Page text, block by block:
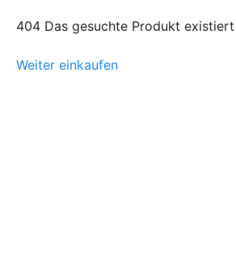
404 Das gesuchte Produkt
Weiter einkaufen